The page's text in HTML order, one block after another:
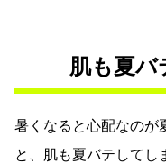
肌も夏バ
暑くなると心配なのが
と、肌も夏バテしてし